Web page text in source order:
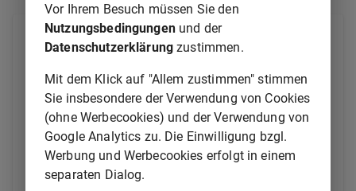
Die deutschen Gerichte sind zuständig, wenn
seinen gewöhnlichen Aufenthalt im Inland
hat,
2.
über inländische Anrechte zu entscheiden
ist oder
3.
ein deutsches Gericht die Ehe zwischen
Antragsteller und Antragsgegner
Vor Ihrem Besuch müssen Sie den
Nutzungsbedingungenund der
Datenschutzerklärung zustimmen.
Mit dem Klick auf "Allem zustimmen" stimmen
Sie insbesondere der Verwendung von Cookies
(ohne Werbecookies) und der Verwendung von
Google Analytics zu. Die Einwilligung bzgl.
Werbung und Werbecookies erfolgt in einem
separaten Dialog.